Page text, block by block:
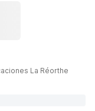
La Réorthe